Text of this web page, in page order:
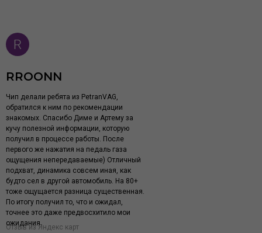
Чип делали ребята из PetranVAG,
обратился к ним по рекомендации
знакомых. Спасибо Диме и Артему за
кучу полезной информации, которую
получил в процессе работы. После
первого же нажатия на педаль газа
ощущения непередаваемые) Отличный
подхват, динамика совсем иная, как
будто сел в другой автомобиль. На 80+
тоже ощущается разница существенная.
По итогу получил то, что и ожидал,
точнее это даже предвосхитило мои
ожидания.
Отзыв из Яндекс карт
RROONN